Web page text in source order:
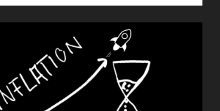
STELLAR
(SSC03)